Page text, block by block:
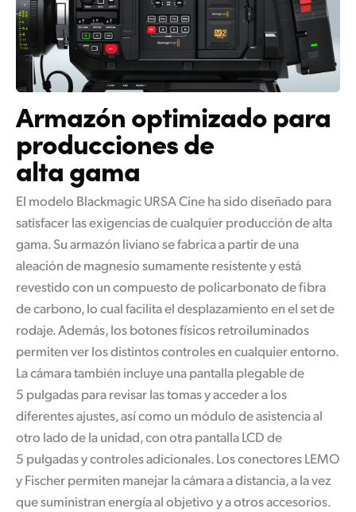
Armazón optimizadopara
producciones de
alta gama
El modelo Blackmagic URSA Cine ha sido diseñado para
satisfacer las exigenciasde cualquierproducción de alta
gama. Su armazón liviano se fabrica a partir de una
aleación de magnesio sumamente resistente y está
revestido con un compuesto de policarbonato de fibra
de carbono, lo cual facilita el desplazamiento en el set de
rodaje. Además, los botones físicos retroiluminados
permiten ver los distintos controles en cualquier entorno.
La cámara también incluye una pantalla plegable de
5 pulgadas para revisar las tomas y acceder a los
diferentes ajustes, así como un módulode asistenciaal
otro lado de la unidad, con otra pantalla LCD de
5 pulgadas y controles adicionales. Los conectores LEMO
y Fischer permiten manejar la cámara a distancia,a la vez
que suministran energía al objetivo y a otros accesorios.